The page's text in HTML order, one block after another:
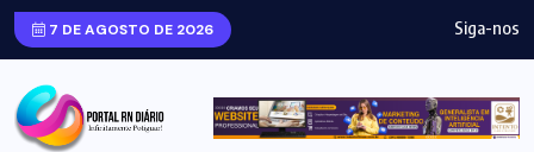
7 DE AGOSTO DE 2026 Siga-nos